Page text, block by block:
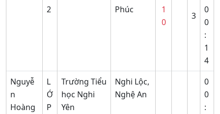
2
Phúc
1
0
3
0
0
:
1
4
Nguyễ
n
Hoàng
L
Ớ
P
Trường Tiểu
học Nghi
Yên
Nghi Lộc,
Nghệ An
0
0
: